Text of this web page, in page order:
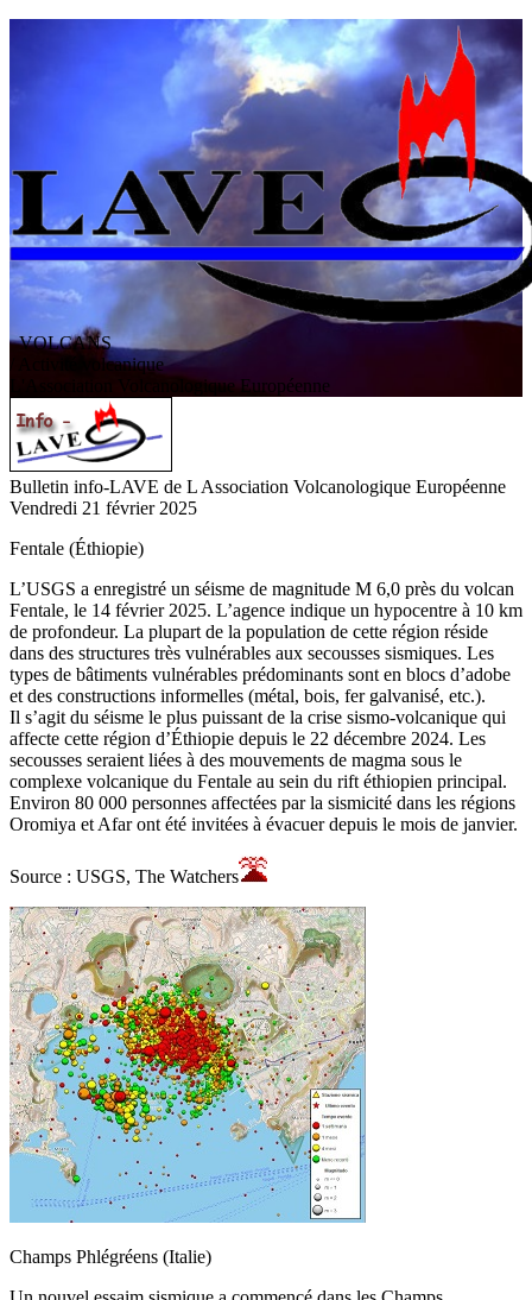
VOLCANS
/ Activité volcanique
ssociation V olcanologiqueEuropéenne
Bulletin info-LAVE de L Association Volcanologique Européenne
Vendredi 21 février 2025
Fentale (Éthiopie)
L’USGS a enregistré un séisme de magnitude M 6,0 près du volcan
Fentale, le 14 février 2025. L’agence indique un hypocentre à 10 km
de profondeur. La plupart de la population de cette région réside
dans des structures très vulnérables aux secousses sismiques. Les
types de bâtiments vulnérables prédominants sont en blocs d’adobe
et des constructions informelles (métal, bois, fer galvanisé, etc.).
Il s’agit du séisme le plus puissant de la crise sismo-volcanique qui
affecte cette région d’Éthiopie depuis le 22 décembre 2024. Les
secousses seraient liées à des mouvements de magma sous le
complexe volcanique du Fentale au sein du rift éthiopien principal.
Environ 80 000 personnes affectées par la sismicité dans les régions
Oromiya et Afar ont été invitées à évacuer depuis le mois de janvier.
Source : USGS, The Watchers
Champs Phlégréens (Italie)